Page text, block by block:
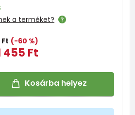
a terméket?
Ft (-60 %)
455 Ft
Kosárba helyez